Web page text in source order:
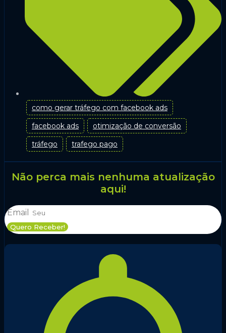
como gerar tráfego com facebook ads
facebook ads
otimização de conversão
tráfego
trafego pago
Não perca mais nenhuma atualização
aqui!
Email
Quero Receber!